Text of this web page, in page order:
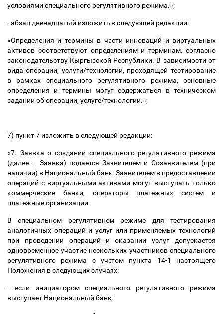
условиями специального регулятивного режима.»;
- абзац двенадцатый изложить в следующей редакции:
«Определения и термины в части инноваций и виртуальных
активов соответствуют определениям и терминам, согласно
законодательству Кыргызской Республики. В зависимости от
вида операции, услуги/технологии, проходящей тестирование
в рамках специального регулятивного режима, основные
определения и термины могут содержаться в техническом
задании об операции, услуге/технологии.»;
7) пункт 7 изложить в следующей редакции:
«7. Заявка о создании специального регулятивного режима
(далее – Заявка) подается Заявителем и Созаявителем (при
наличии) в Национальный банк. Заявителем в предоставлении
операций с виртуальными активами могут выступать только
коммерческие банки, операторы платежных систем и
платежные организации.
В специальном регулятивном режиме для тестирования
аналогичных операций и услуг или применяемых технологий
при проведении операций и оказании услуг допускается
одновременное участие нескольких участников специального
регулятивного режима с учетом пункта 14-1 настоящего
Положения в следующих случаях:
- если инициатором специального регулятивного режима
выступает Национальный банк;